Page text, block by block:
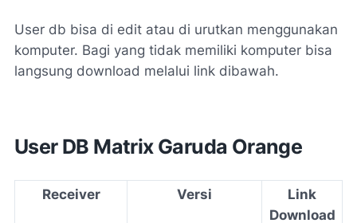
User db bisa di edit atau di urutkan menggunakan
komputer. Bagi yang tidak memiliki komputer bisa
langsung download melalui link dibawah.
User DB Matrix Garuda Orange
Receiver Versi
Link
Download